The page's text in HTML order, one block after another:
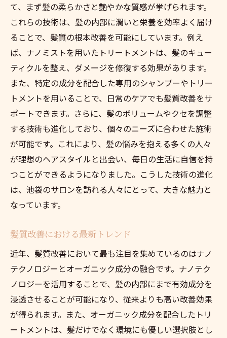
アテクニック
髪質改善を成功させる秘訣
豊島区で体験できる最新のケア方法
髪の健康を維持するためのテクニック
池袋で人気のヘアケアテクニック紹介
髪質改善に役立つ具体的なケア方法
未来の髪質改善を体験する方法
池袋で髪に新しい命を吹き込む最新の髪質改善
事例
成功事例から学ぶ髪質改善の秘訣
池袋で変身を遂げた髪のビフォーアフター
最先端技術による髪質改善の事例紹介
髪質改善で得られる実際の効果
最新事例から見る髪質改善の可能性
理想のヘアスタイルを追求する池袋での髪質改
善の流れ
髪質改善による理想のヘアスタイル実現ま
でのステップ
池袋での髪質改善プロセスの紹介
て、まず髪の柔らかさと艶やかな質感が挙げられます。
これらの技術は、髪の内部に潤いと栄養を効率よく届け
ることで、髪質の根本改善を可能にしています。例え
ば、ナノミストを用いたトリートメントは、髪のキュー
ティクルを整え、ダメージを修復する効果があります。
また、特定の成分を配合した専用のシャンプーやトリー
トメントを用いることで、日常のケアでも髪質改善をサ
ポートできます。さらに、髪のボリュームやクセを調整
する技術も進化しており、個々のニーズに合わせた施術
が可能です。これにより、髪の悩みを抱える多くの人々
が理想のヘアスタイルと出会い、毎日の生活に自信を持
つことができるようになりました。こうした技術の進化
は、池袋のサロンを訪れる人々にとって、大きな魅力と
なっています。
髪質改善における最新トレンド
近年、髪質改善において最も注目を集めているのはナノ
テクノロジーとオーガニック成分の融合です。ナノテク
ノロジーを活用することで、髪の内部にまで有効成分を
浸透させることが可能になり、従来よりも高い改善効果
が得られます。また、オーガニック成分を配合したトリ
ートメントは、髪だけでなく環境にも優しい選択肢とし